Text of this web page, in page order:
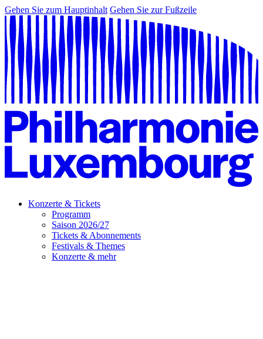
Gehen Sie zum Hauptinhalt Gehen Sie zur Fußzeile
Konzerte & Tickets
Programm
Saison 2026/27
Tickets & Abonnements
Festivals & Themes
Konzerte & mehr